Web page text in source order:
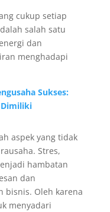
cukup setiap
salah satu
dan
menghadapi
Sukses:
Dimiliki
aspek yang tidak
Stres,
hambatan
dan
bisnis. Oleh karena
menyadari